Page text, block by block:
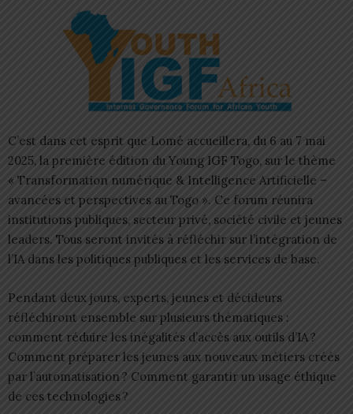
C’est dans cet esprit que Lomé accueillera, du 6 au 7 mai
2025, la première édition du Young IGF Togo, sur le thème
« Transformation numérique & Intelligence Artificielle –
avancées et perspectives au Togo ». Ce forum réunira
institutions publiques, secteur privé, société civile et jeunes
leaders. Tous seront invités à réfléchir sur l’intégration de
l’IA dans les politiques publiques et les services de base.
Pendant deux jours, experts, jeunes et décideurs
réfléchiront ensemble sur plusieurs thématiques :
comment réduire les inégalités d’accès aux outils d’IA ?
Comment préparer les jeunes aux nouveaux métiers créés
par l’automatisation ? Comment garantir un usage éthique
de ces technologies ?